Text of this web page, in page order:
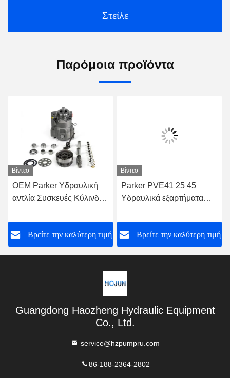
Στείλε
Παρόμοια προϊόντα
Βίντεο
OEM Parker Υδραυλική
αντλία Συσκευές Κύλινδρο
65 33 38
Βρείτε την καλύτερη τιμή
Βίντεο
Parker PVE41 25 45
Υδραυλικά εξαρτήματα
προσαρμογείς αντλίας
Βρείτε την καλύτερη τιμή
Guangdong Haozheng Hydraulic Equipment
Co., Ltd.
service@hzpumpru.com
86-188-2364-2802